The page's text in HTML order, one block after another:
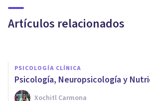
Artículos relacionados
beneficios de los
PSICOLOGÍA CLÍNICA
Psicología, Neuropsicología y
Xochitl Carmona